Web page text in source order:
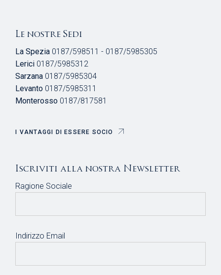
Le nostre Sedi
La Spezia 0187/598511 - 0187/5985305
Lerici 0187/5985312
Sarzana 0187/5985304
Levanto 0187/5985311
Monterosso 0187/817581
I VANTAGGI DI ESSERE SOCIO
Iscriviti alla nostra Newsletter
Ragione Sociale
Indirizzo Email